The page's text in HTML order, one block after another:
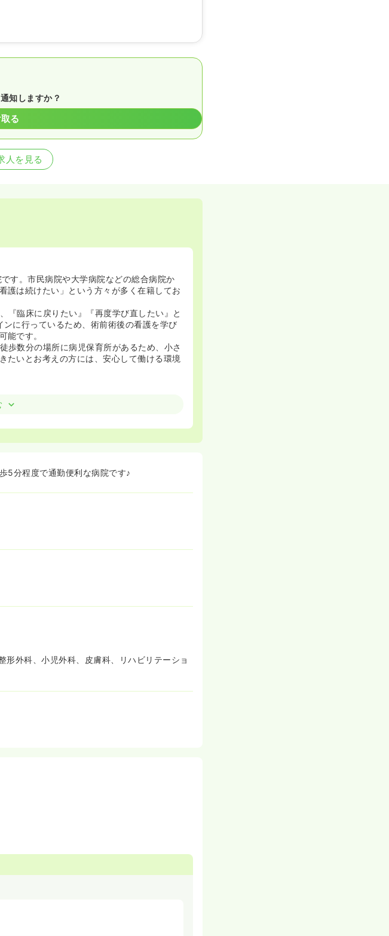
知しますか？
る
人を見る
す。市民病院や大学病院などの総合病院か
護は続けたい」という方々が多く在籍してお
臨床に戻りたい』『再度学び直したい』と
に行っているため、術前術後の看護を学び
能です。
数分の場所に病児保育所があるため、小さ
たいとお考えの方には、安心して働ける環境
荒子」駅から徒歩約3分とアクセス抜群で
、お車通勤をご希望の方にも、名古屋駅方
り、そのタイミングで建て替えられまし
円、夜勤手当土日祝3,000円アップと手
からライフイベントがある方に、法人とし
ているため、看護師さんに負担の少ない環境
5分程度で通勤便利な病院です♪
形外科、小児外科、皮膚科、リハビリテーショ